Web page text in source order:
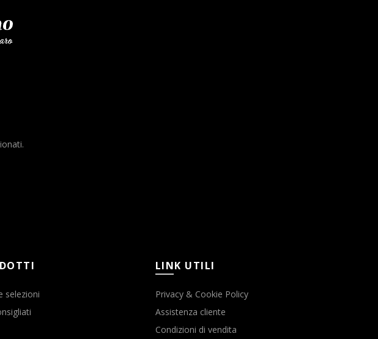
selezioni
LINK UTILI
Privacy & Cookie Policy
Assistenza cliente
Condizioni di vendita